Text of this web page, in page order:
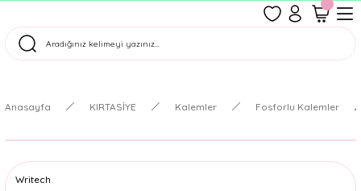
Tüm Siparişler Aynı Gün Kargoda!
Anasayfa KIRTASİYE Kalemler Fosforlu Kalemler
Writech